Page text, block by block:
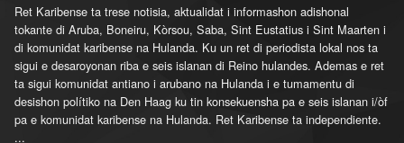
Ret Karibense ta trese notisia, aktualidat i informashon adishonal
tokante di Aruba, Boneiru, Kòrsou, Saba, Sint Eustatius i Sint Maarten i
di komunidat karibense na Hulanda. Ku un ret di periodista lokal nos ta
sigui e desaroyonan riba e seis islanan di Reino hulandes. Ademas e ret
ta sigui komunidat antiano i arubano na Hulanda i e tumamentu di
desishon polítiko na Den Haag ku tin konsekuensha pa e seis islanan i/òf
pa e komunidat karibense na Hulanda. Ret Karibense ta independiente.
...